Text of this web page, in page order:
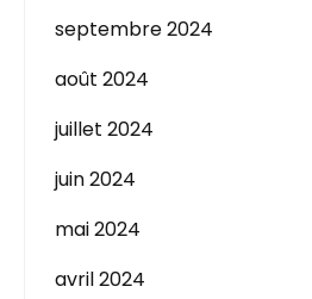
septembre 2024
août 2024
juillet 2024
juin 2024
mai 2024
avril 2024